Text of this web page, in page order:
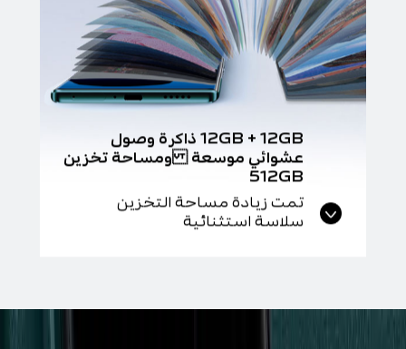
12GB + 12GB ذاكرة وصول
عشوائي موسعة ومساحة تخزين
512GB
تمت زيادة مساحة التخزين
سلاسة استثنائية